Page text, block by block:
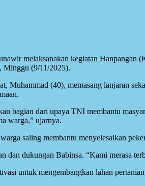
melaksanakan kegiatan Hanpangan
Minggu (9/11/2025).
Muhammad (40), memasang lanjaran
bagian dari upaya TNI membantu
warga,” ujarnya.
saling membantu menyelesaikan
dukungan Babinsa. “Kami merasa
untuk mengembangkan lahan